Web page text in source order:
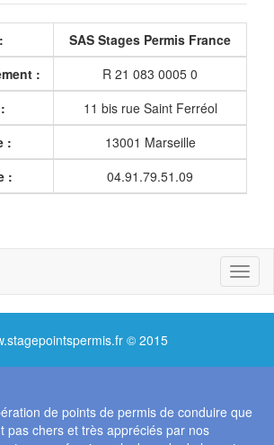
SAS Stages Permis France
:
R 21 083 0005 0
11 bis rue Saint Ferréol
:
13001 Marseille
:
04.91.79.51.09
© 2015
de points de permis de conduire que
pas chers et très appréciés par nos